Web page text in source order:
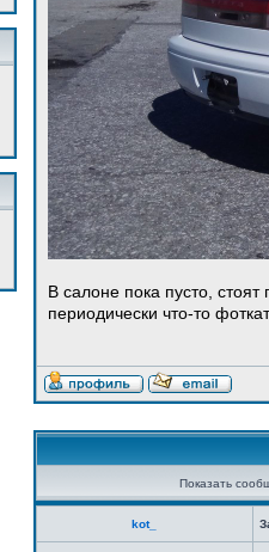
В салоне пока пусто,
периодически что-то
Показать
kot_